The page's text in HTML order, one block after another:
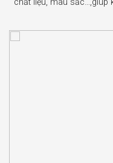
chất liệu, màu sắc…,giúp